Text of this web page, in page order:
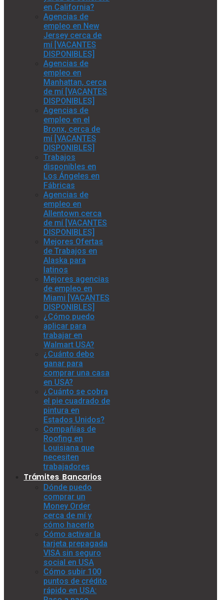
en California?
Agencias de
empleo en New
Jersey cerca de
mí [VACANTES
DISPONIBLES]
Agencias de
empleo en
Manhattan, cerca
de mí [VACANTES
DISPONIBLES]
Agencias de
empleo en el
Bronx, cerca de
mí [VACANTES
DISPONIBLES]
Trabajos
disponibles en
Los Ángeles en
Fábricas
Agencias de
empleo en
Allentown cerca
de mí [VACANTES
DISPONIBLES]
Mejores Ofertas
de Trabajos en
Alaska para
latinos
Mejores agencias
de empleo en
Miami [VACANTES
DISPONIBLES]
¿Cómo puedo
aplicar para
trabajar en
Walmart USA?
¿Cuánto debo
ganar para
comprar una casa
en USA?
¿Cuánto se cobra
el pie cuadrado de
pintura en
Estados Unidos?
Compañías de
Roofing en
Louisiana que
necesiten
trabajadores
Trámites Bancarios
Dónde puedo
comprar un
Money Order
cerca de mí y
cómo hacerlo
Cómo activar la
tarjeta prepagada
VISA sin seguro
social en USA
Cómo subir 100
puntos de crédito
rápido en USA: